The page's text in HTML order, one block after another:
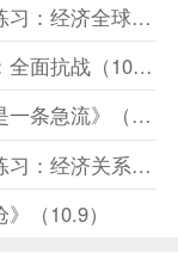
自考《政治经济学（财经类）》真题练习：经济全球化（10.10）
自考《中国近现代史纲要》真题练习：全面抗战（10.10）
自考《大学语文》真题练习：《我愿是一条急流》（10.10）
自考《政治经济学（财经类）》真题练习：经济关系（10.8）
（10.9）